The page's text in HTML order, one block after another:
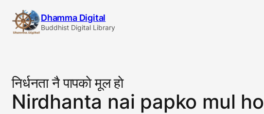
content
Dhamma Digital
Buddhist Digital Library
निर्धनता नै पापकाे मूल हाे
Nirdhanta nai papko mul ho